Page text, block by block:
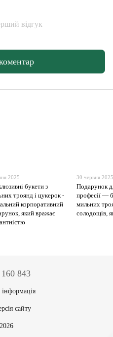
відгук
2025
букети з
троянд і цукерок -
корпоративний
який вражає
30 червня
Подарунок
професії —
мильних
солодощів,
843
сайту